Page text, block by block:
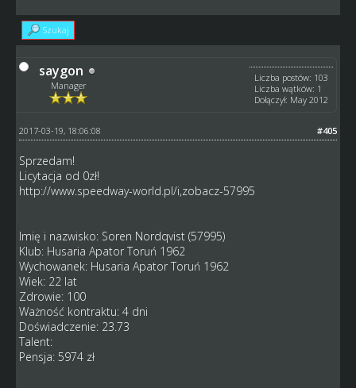
Szukaj
saygon
Manager
Liczba postów: 103
Liczba wątków: 1
Dołączył: May 2012
#405
2017-03-19, 18:06:08
Sprzedam!
Licytacja od 0zł!
http://www.speedway-world.pl/i,zobacz-57995
Imię i nazwisko: Soren Nordqvist (57995)
Klub: Husaria Apator Toruń 1962
Wychowanek: Husaria Apator Toruń 1962
Wiek: 22 lat
Zdrowie: 100
Ważność kontraktu: 4 dni
Doświadczenie: 23.73
Talent:
Pensja: 5974 zł